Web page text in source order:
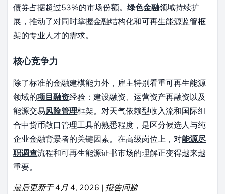
债券占据超过53%的市场份额。绿色金融领域持续扩
展，推动了对同时掌握金融结构化和可再生能源监管框
架的专业人才的需求。
核心竞争力
除了标准的金融建模能力外，雇主特别看重可再生能源
领域的项目融资经验：建设融资、运营资产再融资以及
能源交易风险管理框架。对天气依赖型收入流和国际组
合中货币敞口管理工具的熟悉程度，是区分候选人与纯
企业金融背景者的关键因素。在高级岗位上，对能源尽
职调查流程和可再生能源证书市场的理解正变得越来越
重要。
最后更新于 4月 4, 2026 | 报告问题